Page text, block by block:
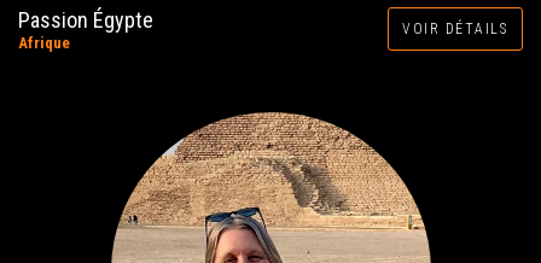
Passion Égypte
Afrique
VOIR DÉTAILS